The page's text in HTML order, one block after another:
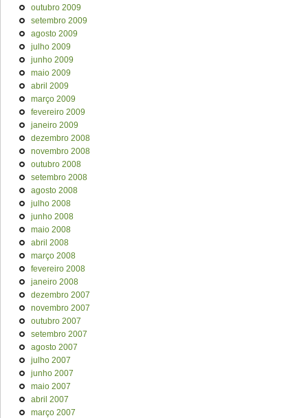
outubro 2009
setembro 2009
agosto 2009
julho 2009
junho 2009
maio 2009
abril 2009
março 2009
fevereiro 2009
janeiro 2009
dezembro 2008
novembro 2008
outubro 2008
setembro 2008
agosto 2008
julho 2008
junho 2008
maio 2008
abril 2008
março 2008
fevereiro 2008
janeiro 2008
dezembro 2007
novembro 2007
outubro 2007
setembro 2007
agosto 2007
julho 2007
junho 2007
maio 2007
abril 2007
março 2007